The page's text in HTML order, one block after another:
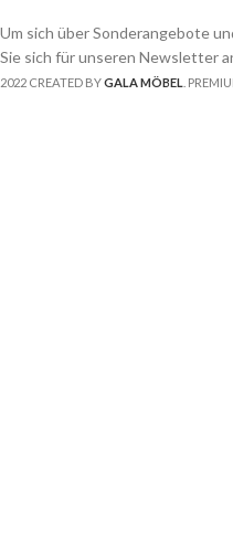
Um sich über Sonderangebote
Sie sich für unseren Newsletter
2022 CREATED BYGALA MÖBEL .